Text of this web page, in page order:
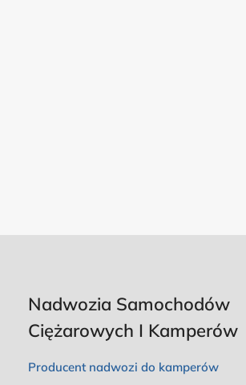
Nadwozia Samochodów
Ciężarowych I Kamperów
Producent nadwozi do kamperów